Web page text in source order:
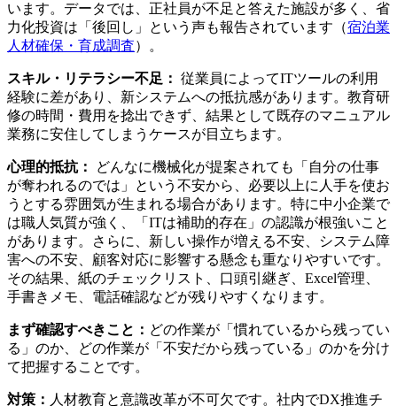
います。データでは、正社員が不足と答えた施設が多く、省
力化投資は「後回し」という声も報告されています（宿泊業
人材確保・育成調査）。
スキル・リテラシー不足： 従業員によってITツールの利用
経験に差があり、新システムへの抵抗感があります。教育研
修の時間・費用を捻出できず、結果として既存のマニュアル
業務に安住してしまうケースが目立ちます。
心理的抵抗：
どんなに機械化が提案されても「自分の仕事
が奪われるのでは」という不安から、必要以上に人手を使お
うとする雰囲気が生まれる場合があります。特に中小企業で
は職人気質が強く、「ITは補助的存在」の認識が根強いこと
があります。さらに、新しい操作が増える不安、システム障
害への不安、顧客対応に影響する懸念も重なりやすいです。
その結果、紙のチェックリスト、口頭引継ぎ、Excel管理、
手書きメモ、電話確認などが残りやすくなります。
まず確認すべきこと： どの作業が「慣れているから残ってい
る」のか、どの作業が「不安だから残っている」のかを分け
て把握することです。
対策： 人材教育と意識改革が不可欠です。社内でDX推進チ